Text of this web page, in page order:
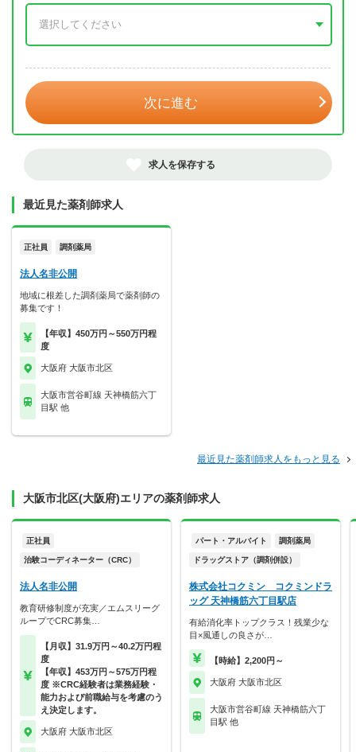
次に進む
求人を保存する
最近見た薬剤師求人
正社員 調剤薬局
法人名非公開
地域に根差した調剤薬局で薬剤師の
募集です！
【年収】450万円～550万円程
度
大阪府 大阪市北区
大阪市営谷町線 天神橋筋六丁
目駅 他
最近見た薬剤師求人をもっと見る
大阪市北区(大阪府)エリアの薬剤師求人
正社員
治験コーディネーター（CRC）
法人名非公開
教育研修制度が充実／エムスリーグ
ループでCRC募集…
【月収】31.9万円～40.2万円程
度
【年収】453万円～575万円程
度 ※CRC経験者は業務経験・
能力および前職給与を考慮のう
え決定します。
大阪府 大阪市北区
パート・アルバイト 調剤薬局
ドラッグストア（調剤併設）
株式会社コクミン コクミンドラ
ッグ 天神橋筋六丁目駅店
有給消化率トップクラス！残業少な
目×風通しの良さが…
【時給】2,200円～
大阪府 大阪市北区
大阪市営谷町線 天神橋筋六丁
目駅 他